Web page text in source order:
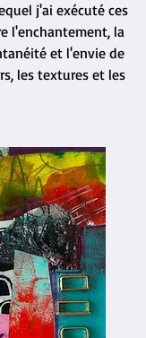
j'ai exécuté ces
l'enchantement, la
et l'envie de
les textures et les